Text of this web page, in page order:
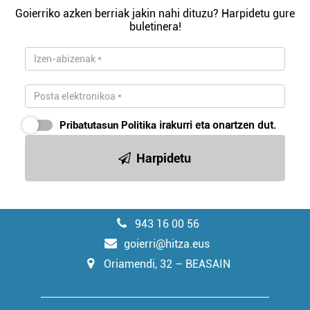
Goierriko azken berriak jakin nahi dituzu? Harpidetu gure
buletinera!
Pribatutasun Politika irakurri eta onartzen dut.
Harpidetu
943 16 00 56
goierri@hitza.eus
Oriamendi, 32 – BEASAIN